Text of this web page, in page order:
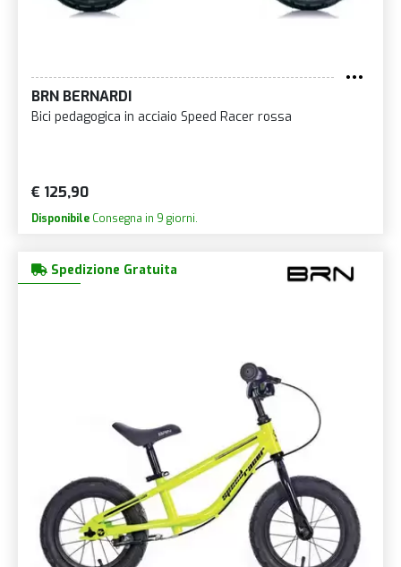
BRN BERNARDI
Bici pedagogica in acciaio Speed Racer rossa
€ 125,90
Disponibile Consegna in 9 giorni.
Spedizione Gratuita